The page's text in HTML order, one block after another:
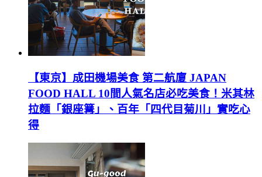
【東京】成田機場美食 第二航廈 JAPAN
FOOD HALL 10間人氣名店必吃美食！米其林
拉麵「銀座篝」、百年「四代目菊川」實吃心
得